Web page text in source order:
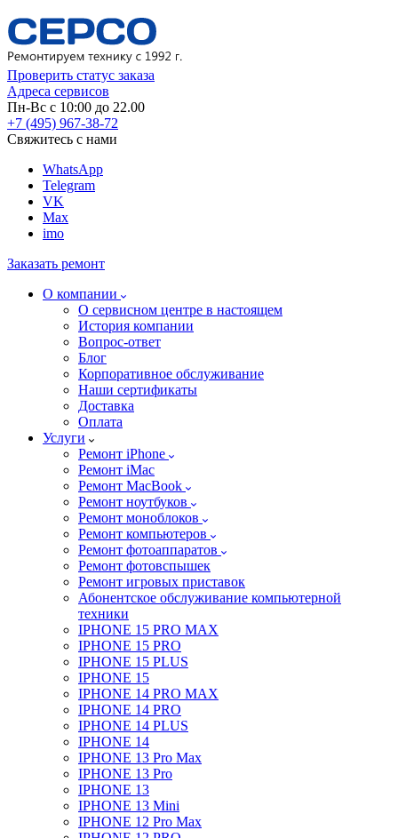
Проверить статус заказа
Адреса сервисов
Пн-Вс с 10:00 до 22.00
+7 (495) 967-38-72
Свяжитесь с нами
WhatsApp
Telegram
VK
Max
imo
Заказать ремонт
О компании
О сервисном центре в настоящем
История компании
Вопрос-ответ
Блог
Корпоративное обслуживание
Наши сертификаты
Доставка
Оплата
Услуги
Ремонт iPhone
Ремонт iMac
Ремонт MacBook
Ремонт ноутбуков
Ремонт моноблоков
Ремонт компьютеров
Ремонт фотоаппаратов
Ремонт фотовспышек
Ремонт игровых приставок
Абонентское обслуживание компьютерной
техники
IPHONE 15 PRO MAX
IPHONE 15 PRO
IPHONE 15 PLUS
IPHONE 15
IPHONE 14 PRO MAX
IPHONE 14 PRO
IPHONE 14 PLUS
IPHONE 14
IPHONE 13 Pro Max
IPHONE 13 Pro
IPHONE 13
IPHONE 13 Mini
IPHONE 12 Pro Max